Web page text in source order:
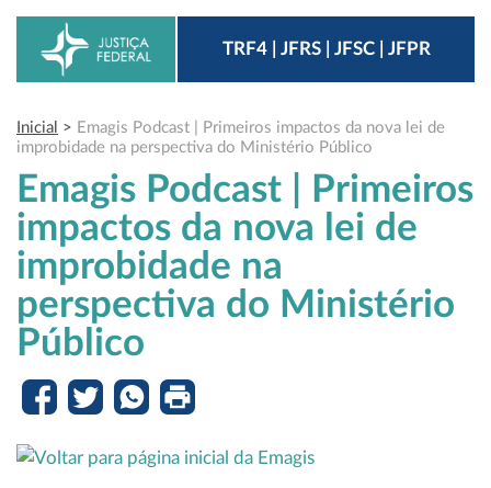
TRF4 | JFRS | JFSC | JFPR
Inicial > Emagis Podcast | Primeiros impactos da nova lei de
improbidade na perspectiva do Ministério Público
Emagis Podcast | Primeiros
impactos da nova lei de
improbidade na
perspectiva do Ministério
Público